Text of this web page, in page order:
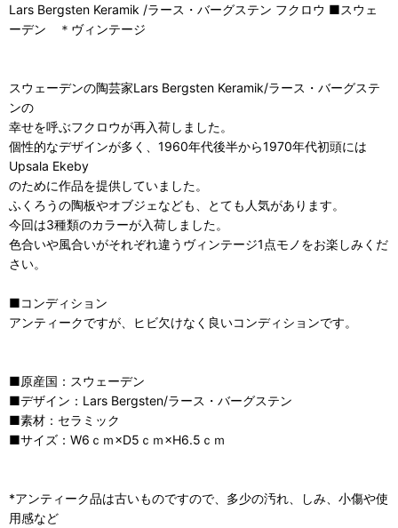
Lars Bergsten Keramik /ラース・バーグステン フクロウ ■スウェ
ーデン ＊ヴィンテージ
スウェーデンの陶芸家Lars Bergsten Keramik/ラース・バーグステ
ンの
幸せを呼ぶフクロウが再入荷しました。
個性的なデザインが多く、1960年代後半から1970年代初頭には
Upsala Ekeby
のために作品を提供していました。
ふくろうの陶板やオブジェなども、とても人気があります。
今回は3種類のカラーが入荷しました。
色合いや風合いがそれぞれ違うヴィンテージ1点モノをお楽しみくだ
さい。
■コンディション
アンティークですが、ヒビ欠けなく良いコンディションです。
■原産国：スウェーデン
■デザイン：Lars Bergsten/ラース・バーグステン
■素材：セラミック
■サイズ：W6ｃｍ×D5ｃｍ×H6.5ｃｍ
*アンティーク品は古いものですので、多少の汚れ、しみ、小傷や使
用感など